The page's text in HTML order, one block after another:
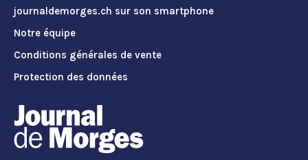
journaldemorges.ch sur son smartphone
Notre équipe
Conditions générales de vente
Protection des données